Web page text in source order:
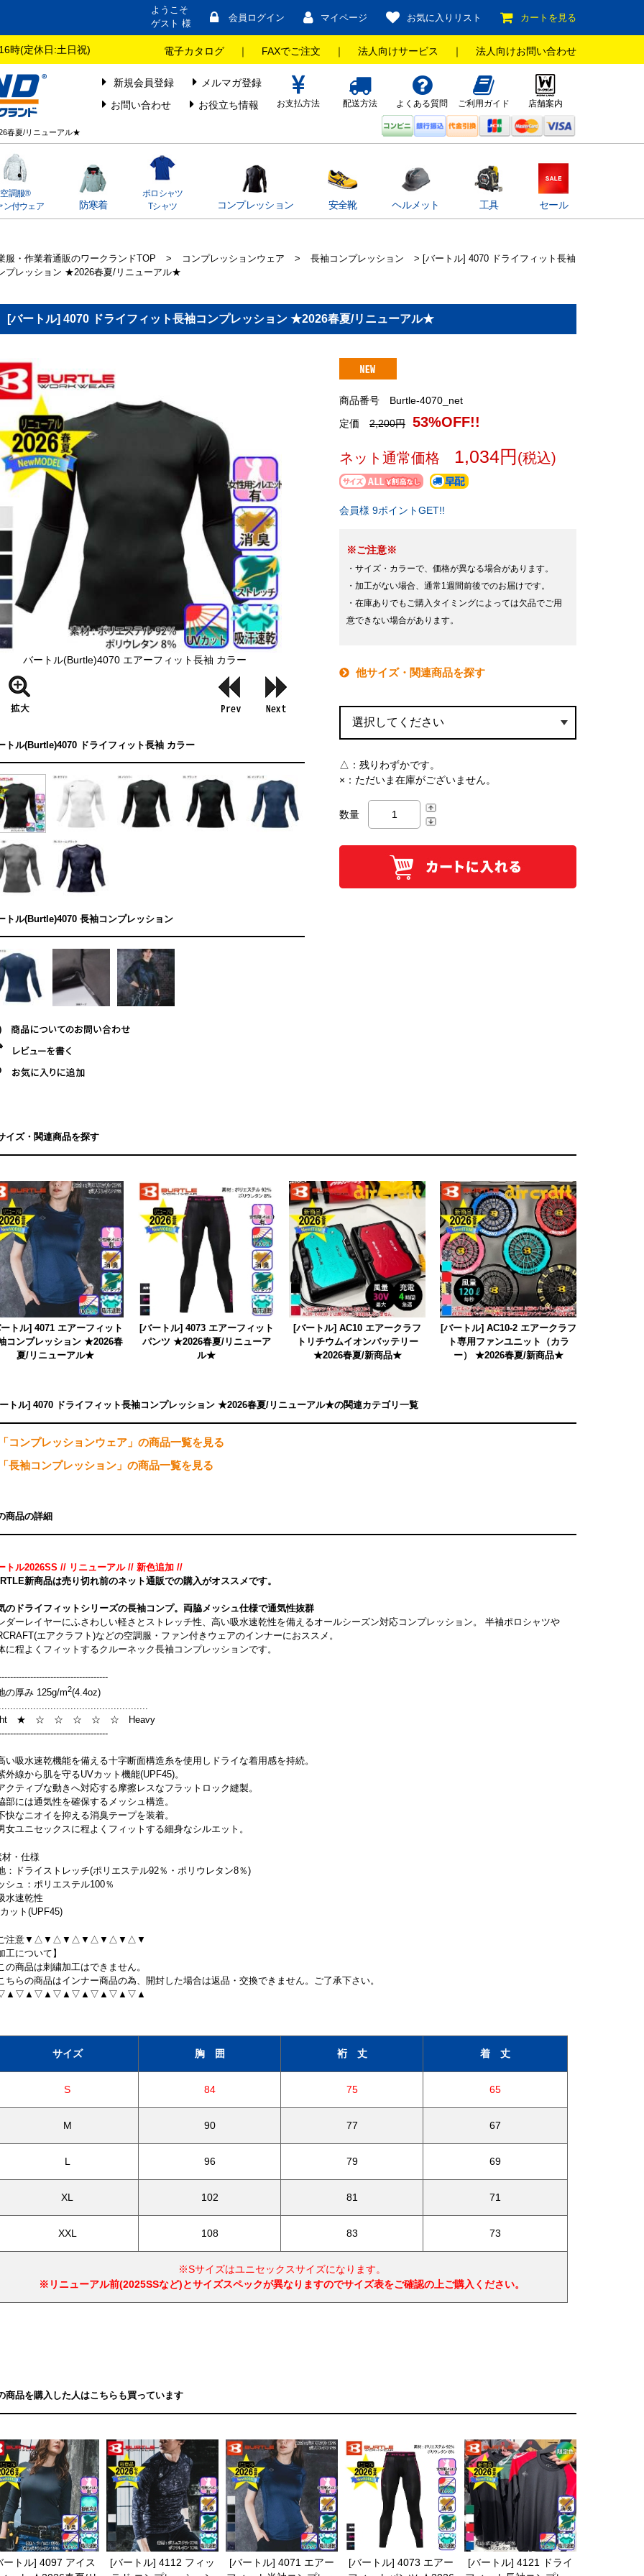
ようこそ
ゲスト 様
会員ログイン マイページ お気に入りリスト カートを見る
時(定休日:土日祝) 電子カタログ ｜ FAXでご注文 ｜ 法人向けサービス ｜ 法人向けお問い合わせ
新規会員登録
メルマガ登録
お問い合わせ
お役立ち情報 お支払方法 配送方法 よくある質問 ご利用ガイド 店舗案内
春夏/リニューアル★
空調服®
ン付ウェア
防寒着
ポロシャツ
Tシャツ
コンプレッション 安全靴 ヘルメット 工具 セール
服・作業着通販のワークランドTOP > コンプレッションウェア > 長袖コンプレッション
> [バートル] 4070 ドライフィット長袖
プレッション ★2026春夏/リニューアル★
[バートル] 4070 ドライフィット長袖コンプレッション ★2026春夏/リニューアル★
商品番号 Burtle-4070_net
定価 2,200円 53%OFF!!
ネット通常価格 1,034円 (税込)
会員様 9ポイントGET!!
※ご注意※
・サイズ・カラーで、価格が異なる場合があります。
・加工がない場合、通常1週間前後でのお届けです。
・在庫ありでもご購入タイミングによっては欠品でご用
意できない場合があります。
他サイズ・関連商品を探す
△： 残りわずかです。
×： ただいま在庫がございません。
数量
バートル(Burtle)4070 エアーフィット長袖 カラー
トル(Burtle)4070 ドライフィット長袖 カラー
トル(Burtle)4070 長袖コンプレッション
イズ・関連商品を探す
トル] 4071 エアーフィット
コンプレッション ★2026春
夏/リニューアル★
[バートル] 4073 エアーフィット
パンツ ★2026春夏/リニューア
ル★
[バートル] AC10 エアークラフ
トリチウムイオンバッテリー
★2026春夏/新商品★
[バートル] AC10-2 エアークラフ
ト専用ファンユニット（カラ
ー） ★2026春夏/新商品★
トル] 4070 ドライフィット長袖コンプレッション ★2026春夏/リニューアル★の関連カテゴリ一覧
コンプレッションウェア」の商品一覧を見る
長袖コンプレッション」の商品一覧を見る
商品の詳細
トル2026SS // リニューアル // 新色追加 //
新商品は売り切れ前のネット通販での購入がオススメです。
のドライフィットシリーズの長袖コンプ。両脇メッシュ仕様で通気性抜群
ダーレイヤーにふさわしい軽さとストレッチ性、高い吸水速乾性を備えるオールシーズン対応コンプレッション。 半袖ポロシャツや
エアクラフト)などの空調服・ファン付きウェアのインナーにおススメ。
に程よくフィットするクルーネック長袖コンプレッションです。
の厚み 125g/m2(4.4oz)
★ ☆ ☆ ☆ ☆ ☆ Heavy
吸水速乾機能を備える十字断面構造糸を使用しドライな着用感を持続。
線から肌を守るUVカット機能(UPF45)。
ティブな動きへ対応する摩擦レスなフラットロック縫製。
には通気性を確保するメッシュ構造。
なニオイを抑える消臭テープを装着。
ユニセックスに程よくフィットする細身なシルエット。
・仕様
：ドライストレッチ(ポリエステル92％・ポリウレタン8％)
シュ：ポリエステル100％
水速乾性
ット(UPF45)
注意▼△▼△▼△▼△▼△▼△▼
工について】
の商品は刺繍加工はできません。
ちらの商品はインナー商品の為、開封した場合は返品・交換できません。ご了承下さい。
サイズ 胸 囲 裄 丈 着 丈
S 84 75 65
M 90 77 67
L 96 79 69
XL 102 81 71
XXL 108 83 73
※Sサイズはユニセックスサイズになります。
※リニューアル前(2025SSなど)とサイズスペックが異なりますのでサイズ表をご確認の上ご購入ください。
商品を購入した人はこちらも買っています
ートル] 4097 アイス
[バートル] 4112 フィッ
[バートル] 4071 エアー
[バートル] 4073 エアー
[バートル] 4121 ドライ